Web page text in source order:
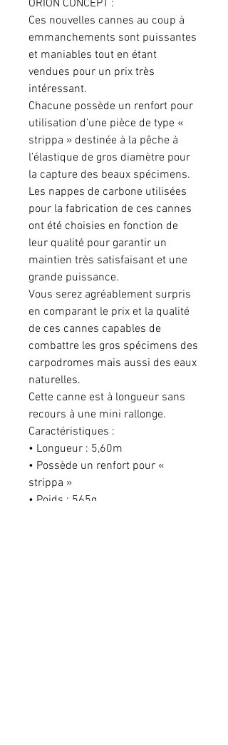
ORION CONCEPT :
Ces nouvelles cannes au coup à
emmanchements sont puissantes
et maniables tout en étant
vendues pour un prix très
intéressant.
Chacune possède un renfort pour
utilisation d’une pièce de type «
strippa » destinée à la pêche à
l’élastique de gros diamètre pour
la capture des beaux spécimens.
Les nappes de carbone utilisées
pour la fabrication de ces cannes
ont été choisies en fonction de
leur qualité pour garantir un
maintien très satisfaisant et une
grande puissance.
Vous serez agréablement surpris
en comparant le prix et la qualité
de ces cannes capables de
combattre les gros spécimens des
carpodromes mais aussi des eaux
naturelles.
Cette canne est à longueur sans
recours à une mini rallonge.
Caractéristiques :
• Longueur : 5,60m
• Possède un renfort pour «
strippa »
• Poids : 565g